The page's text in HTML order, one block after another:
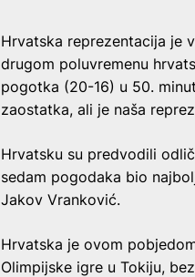
Hrvatska reprezentacija je
drugom poluvremenu
pogotka (20-16) u 50.
zaostatka, ali je naša
Hrvatsku su predvodili
sedam pogodaka bio
Jakov Vranković.
Hrvatska je ovom
Olimpijske igre u Tokiju,